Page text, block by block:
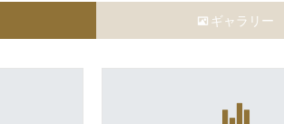
ギャラリー